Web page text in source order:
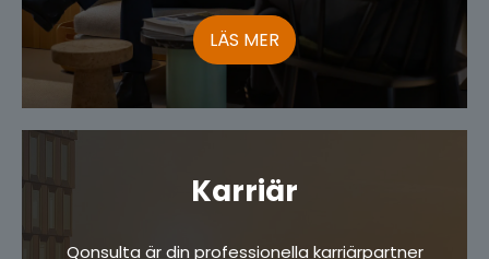
LÄS MER
Karriär
Qonsulta är din professionella karriärpartner